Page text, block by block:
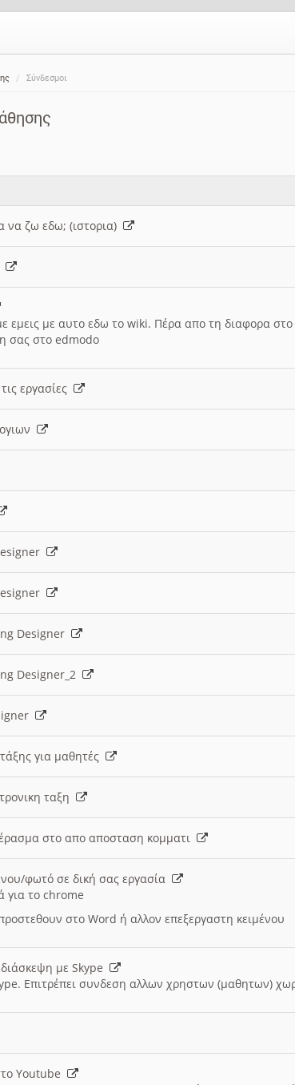
Σύνδεσμοι
να ζω εδω; (ιστορια)
εμεις με αυτο εδω το wiki. Πέρα απο τη διαφορα
σας στο edmodo
εργασίες
Designer
Designer_2
για μαθητές
ταξη
στο απο αποσταση κομματι
φωτό σε δική σας εργασία
για το chrome
στο Word ή αλλον επεξεργαστη κειμένου
με Skype
Επιτρέπει συνδεση αλλων χρηστων (μαθητων)
Youtube